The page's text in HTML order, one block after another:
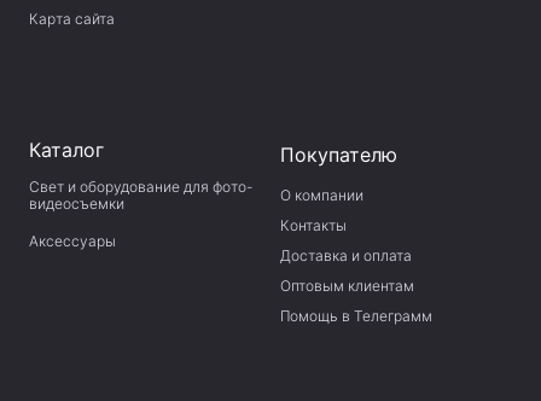
софтбоксы и т.п.
Карта сайта
Каталог
Свет и оборудование для фото-
видеосъемки
Аксессуары
Покупателю
О компании
Контакты
Доставка и оплата
Оптовым клиентам
Помощь в Телеграмм